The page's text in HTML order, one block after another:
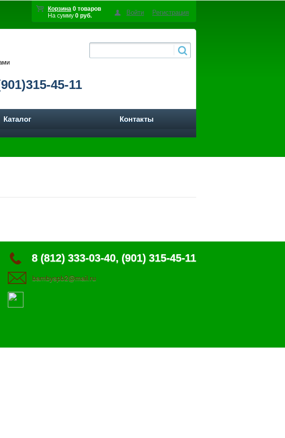
Корзина 0 товаров
На сумму 0 руб. Войти Регистрация
45-11
Каталог Контакты
8 (812) 333-03-40, (901) 315-45-11
bambyspb2@mail.ru